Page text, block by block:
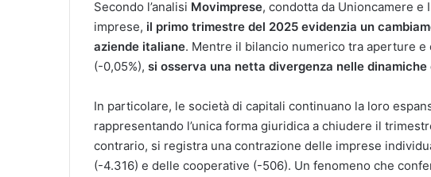
Secondo l’analisi Movimprese, condotta da Unioncamere
imprese, il primo trimestre del 2025 evidenzia un
aziende italiane. Mentre il bilancio numerico tra aperture
(-0,05%), si osserva una netta divergenza nelle
In particolare, le società di capitali continuano la loro
rappresentando l’unica forma giuridica a chiudere il
contrario, si registra una contrazione delle imprese
(-4.316) e delle cooperative (-506). Un fenomeno che